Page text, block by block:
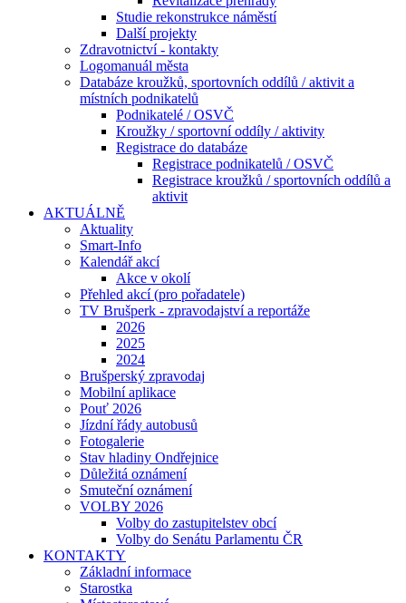
Studie rekonstrukce náměstí
Další projekty
Zdravotnictví - kontakty
Logomanuál města
Databáze kroužků, sportovních oddílů / aktivit a
místních podnikatelů
Podnikatelé / OSVČ
Kroužky / sportovní oddíly / aktivity
Registrace do databáze
Registrace podnikatelů / OSVČ
Registrace kroužků / sportovních oddílů a
aktivit
AKTUÁLNĚ
Aktuality
Smart-Info
Kalendář akcí
Akce v okolí
Přehled akcí (pro pořadatele)
TV Brušperk - zpravodajství a reportáže
2026
2025
2024
Brušperský zpravodaj
Mobilní aplikace
Pouť 2026
Jízdní řády autobusů
Fotogalerie
Stav hladiny Ondřejnice
Důležitá oznámení
Smuteční oznámení
VOLBY 2026
Volby do zastupitelstev obcí
Volby do Senátu Parlamentu ČR
KONTAKTY
Základní informace
Starostka